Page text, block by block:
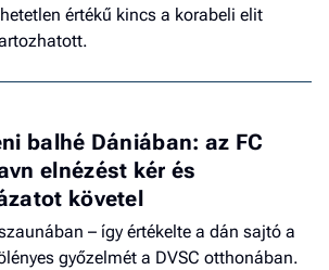
értékű kincs a korabeli elit
balhé Dániában: az FC
elnézést kér és
követel
– így értékelte a dán sajtó a
győzelmét a DVSC otthonában.